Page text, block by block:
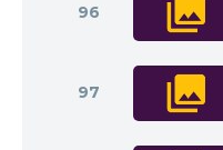
96
97